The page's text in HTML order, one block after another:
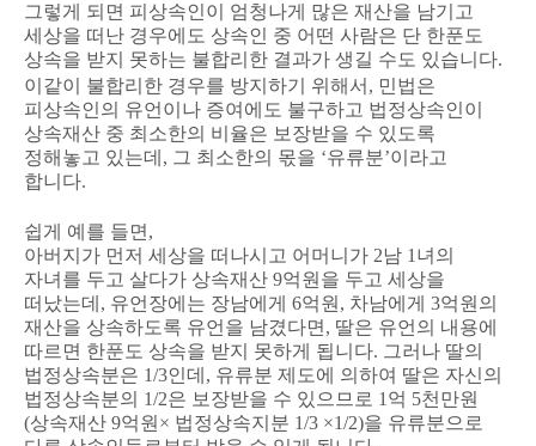
그렇게 되면 피상속인이 엄청나게 많은 재산을 남기고
세상을 떠난 경우에도 상속인 중 어떤 사람은 단 한푼도
상속을 받지 못하는 불합리한 결과가 생길 수도 있습니다.
이같이 불합리한 경우를 방지하기 위해서 , 민법은
피상속인의 유언이나 증여에도 불구하고 법정상속인이
상속재산 중 최소한의 비율은 보장받을 수 있도록
정해놓고 있는데 , 그 최소한의 몫을 ‘유류분’이라고
합니다.
쉽게 예를 들면 ,
아버지가 먼저 세상을 떠나시고 어머니가 2남 1 녀의
자녀를 두고 살다가 상속재산 9억원을 두고 세상을
떠났는데 , 유언장에는 장남에게 6억원 , 차남에게 3억원의
재산을 상속하도록 유언을 남겼다면 , 딸은 유언의 내용에
따르면 한푼도 상속을 받지 못하게 됩니다. 그러나 딸의
법정상속분은 1/3인데 , 유류분 제도에 의하여 딸은 자신의
법정상속분의 1/2은 보장받을 수 있으므로 1 억 5천만원
(상속재산 9억원 × 법정상속지분 1/3 ×1/2)을 유류분으로